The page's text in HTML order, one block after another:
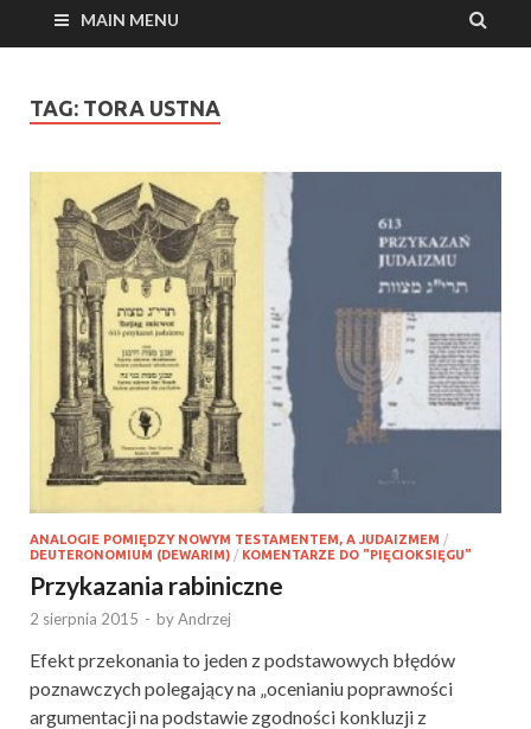
MAIN MENU
TAG: TORA USTNA
ANALOGIE POMIĘDZY NOWYM TESTAMENTEM, A JUDAIZMEM /
DEUTERONOMIUM (DEWARIM) / KOMENTARZE DO "PIĘCIOKSIĘGU"
Przykazania rabiniczne
2 sierpnia 2015 - byAndrzej
Efekt przekonania to jeden z podstawowych błędów
poznawczych polegający na „ocenianiu poprawności
argumentacji na podstawie zgodności konkluzji z